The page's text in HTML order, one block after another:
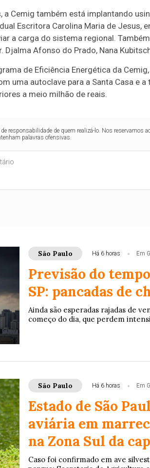
Cemig também está implantando
Escritora Carolina Maria de Jesus,
a carga do sistema regional.
Djalma Afonso do Prado, Nana
de Eficiência Energética da
uma autoclave para a Santa Casa e
a meio milhão de reais.
responsabilidade de quem realizá-lo. Nos reservamos
palavras ofensivas.
São Paulo Há 6 horas Em
Previsão do
SP: pancadas de
Ainda são esperadas rajadas de
começo do dia, que perdem
São Paulo Há 6 horas Em
Estado de São
aviária em
na Zona Sul da
Caso foi confirmado em ave